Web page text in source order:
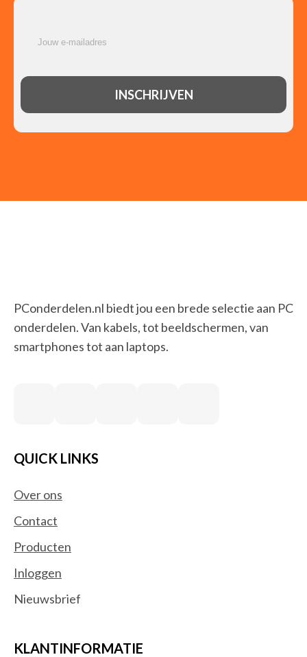
PConderdelen.nl biedt jou een brede selectie aan PC
onderdelen. Van kabels, tot beeldschermen, van
smartphones tot aan laptops.
QUICK LINKS
Over ons
Contact
Producten
Inloggen
Nieuwsbrief
KLANTINFORMATIE